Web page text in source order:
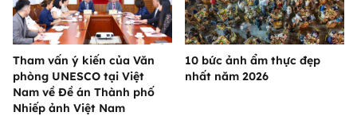
Tham vấn ý kiến của Văn
phòng UNESCO tại Việt
Nam về Đề án Thành phố
Nhiếp ảnh Việt Nam
10 bức ảnh ẩm thực đẹp
nhất năm 2026